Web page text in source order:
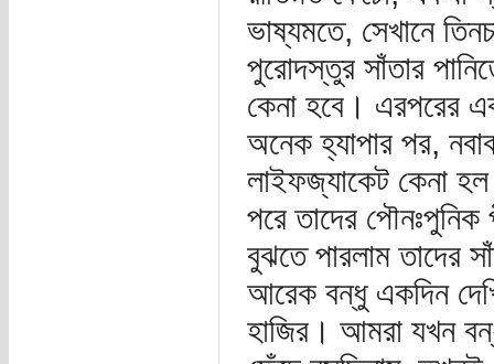
ভাষ্যমতে, সেখানে
পুরোদস্তুর সাঁতার
কেনা হবে। এরপরের
অনেক হ্যাপার পর,
লাইফজ্যাকেট কেনা
পরে তাদের
বুঝতে পারলাম তাদের
আরেক বন্ধু একদিন
হাজির। আমরা যখন